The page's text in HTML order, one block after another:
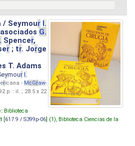
/ Seymour I.
G.
Spencer,
r ; tr. Jorge
T. Adams
r I.
ricana - McGraw-
p. : il. ; 28.5 x 22
Biblioteca
t [ 617.9 / S399p-06 ] (1), Biblioteca Ciencias de la